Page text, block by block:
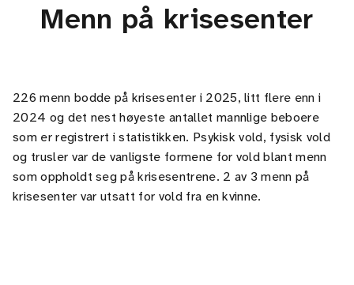
Menn på krisesenter
226 menn bodde på krisesenter i 2025, litt flere enn i
2024 og det nest høyeste antallet mannlige beboere
som er registrert i statistikken. Psykisk vold, fysisk vold
og trusler var de vanligste formene for vold blant menn
som oppholdt seg på krisesentrene. 2 av 3 menn på
krisesenter var utsatt for vold fra en kvinne.